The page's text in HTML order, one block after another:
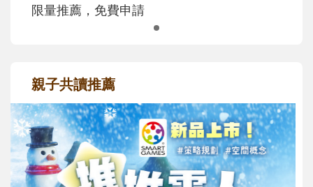
限量推薦，免費申請
親子共讀推薦